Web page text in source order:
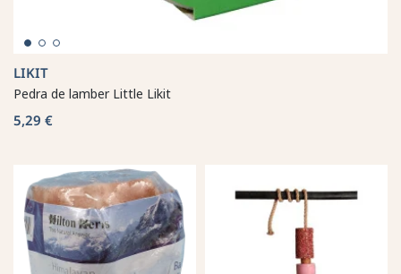
LIKIT
Pedra de lamber Little Likit
5,29 €